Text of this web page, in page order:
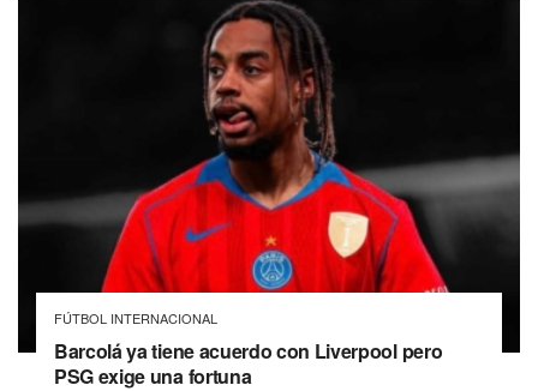
FÚTBOL INTERNACIONAL
Barcolá ya tiene acuerdo con Liverpool pero
PSG exige una fortuna